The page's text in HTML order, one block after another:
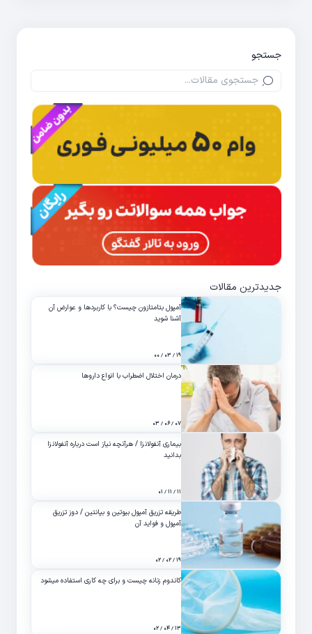
جستجو
جدیدترین مقالات
آمپول بتامتازون چیست؟ با کاربردها و عوارض آن
آشنا شوید
۱۹ / ۰۳ / ۰۰
درمان اختلال اضطراب با انواع داروها
۰۷ / ۰۶ / ۰۳
بیماری آنفولانزا / هرآنچه نیاز است درباره آنفولانزا
بدانید
۱۱ / ۱۱ / ۰۱
طریقه تزریق آمپول بیوتین و بپانتین / دوز تزریق
آمپول و فواید آن
۱۹ / ۰۲ / ۰۲
کاندوم زنانه چیست و برای چه کاری استفاده میشود
۱۳ / ۰۴ / ۰۲